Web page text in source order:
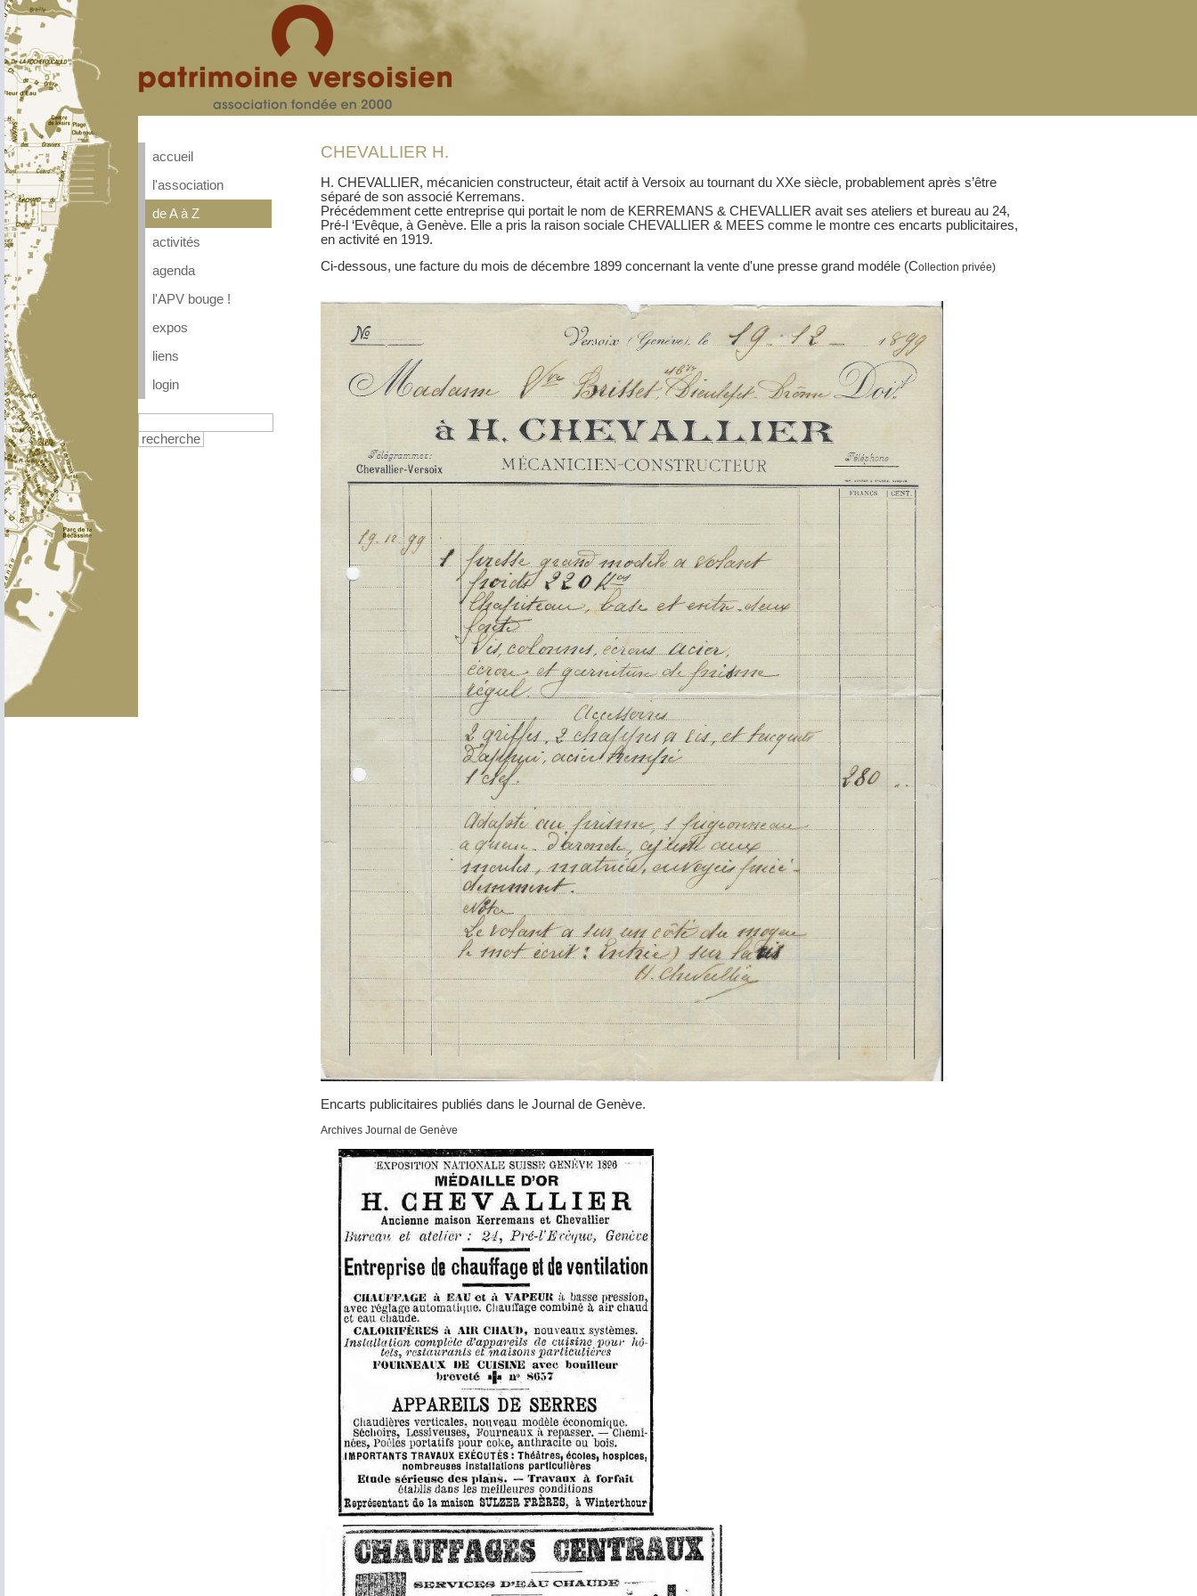
accueil
l'association
de A à Z
activités
agenda
l'APV bouge !
expos
liens
login
recherche
CHEVALLIER H.
H. CHEVALLIER, mécanicien constructeur, était actif à Versoix au tournant du XXe siècle, probablement après s’être
séparé de son associé Kerremans.
Précédemment cette entreprise qui portait le nom de KERREMANS & CHEVALLIER avait ses ateliers et bureau au 24,
Pré-l ‘Evêque, à Genève. Elle a pris la raison sociale CHEVALLIER & MEES comme le montre ces encarts publicitaires,
en activité en 1919.
Ci-dessous, une facture du mois de décembre 1899 concernant la vente d'une presse grand modéle (Collection privée)
Encarts publicitaires publiés dans le Journal de Genève.
Archives Journal de Genève